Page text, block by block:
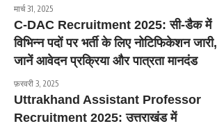
मार्च 31, 2025
C-DAC Recruitment 2025: सी-डैक में
विभिन्न पदों पर भर्ती के लिए नोटिफिकेशन जारी,
जानें आवेदन प्रक्रिया और पात्रता मानदंड
फ़रवरी 3, 2025
Uttrakhand Assistant Professor
Recruitment 2025: उत्तराखंड में